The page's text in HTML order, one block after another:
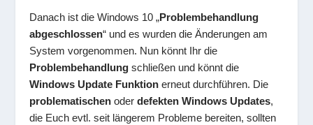
Danach ist die Windows 10 „Problembehandlung
abgeschlossen“ und es wurden die Änderungen am
System vorgenommen. Nun könnt Ihr die
Problembehandlung schließen und könnt die
Windows Update Funktion erneut durchführen. Die
problematischen oderdefekten Windows Updates,
die Euch evtl. seit längerem Probleme bereiten, sollten